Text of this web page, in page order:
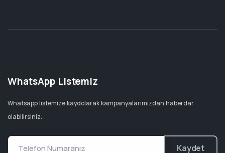
WhatsApp Listemiz
Whatsapp listemize kaydolarak kampanyalarımızdan haberdar
olabilirsiniz.
Kaydet